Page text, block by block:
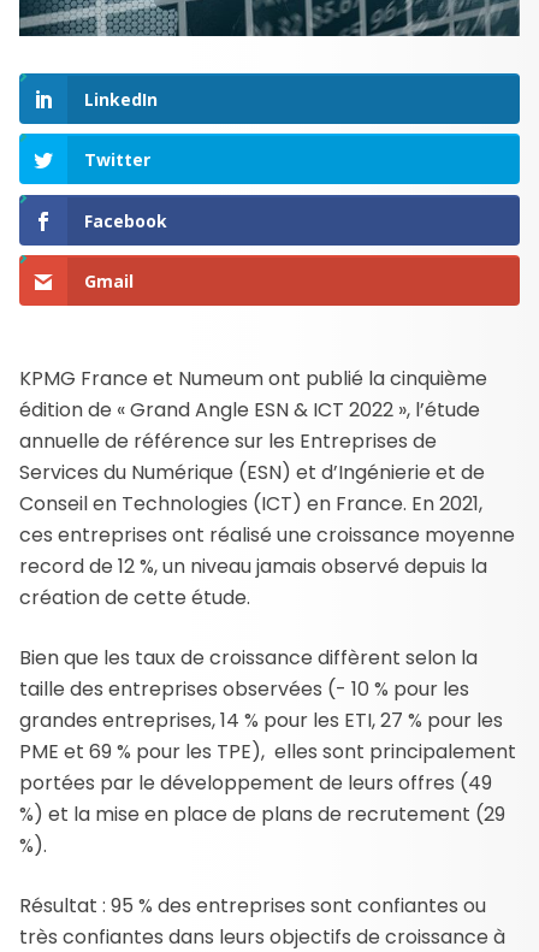
LinkedIn
Twitter
Facebook
Gmail
KPMG France et Numeum ont publié la cinquième
édition de « Grand Angle ESN & ICT 2022 », l’étude
annuelle de référence sur les Entreprises de
Services du Numérique (ESN) et d’Ingénierie et de
Conseil en Technologies (ICT) en France. En 2021,
ces entreprises ont réalisé une croissance moyenne
record de 12 %, un niveau jamais observé depuis la
création de cette étude.
Bien que les taux de croissance diffèrent selon la
taille des entreprises observées (- 10 % pour les
grandes entreprises, 14 % pour les ETI, 27 % pour les
PME et 69 % pour les TPE), elles sont principalement
portées par le développement de leurs offres (49
%) et la mise en place de plans de recrutement (29
%).
Résultat : 95 % des entreprises sont confiantes ou
très confiantes dans leurs objectifs de croissance à